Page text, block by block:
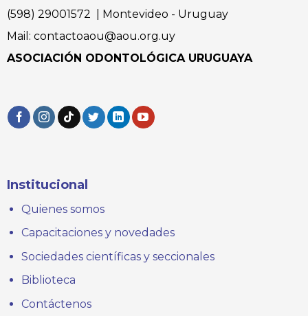
(598) 29001572 | Montevideo - Uruguay
Mail: contactoaou@aou.org.uy
ASOCIACIÓN ODONTOLÓGICA URUGUAYA
Institucional
Quienes somos
Capacitaciones y novedades
Sociedades científicas y seccionales
Biblioteca
Contáctenos